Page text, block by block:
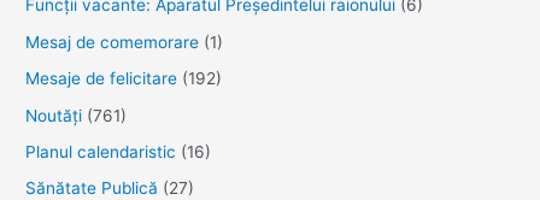
Funcții vacante: Aparatul Președintelui raionului (6)
Mesaj de comemorare (1)
Mesaje de felicitare (192)
Noutăţi (761)
Planul calendaristic (16)
Sănătate Publică (27)